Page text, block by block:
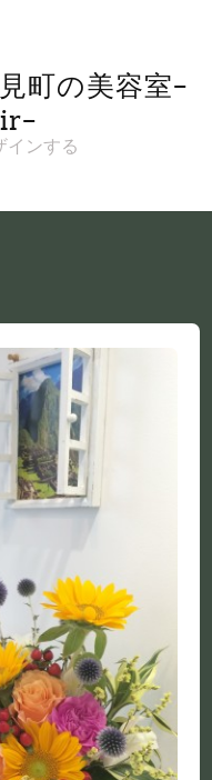
町の美容室–
インする